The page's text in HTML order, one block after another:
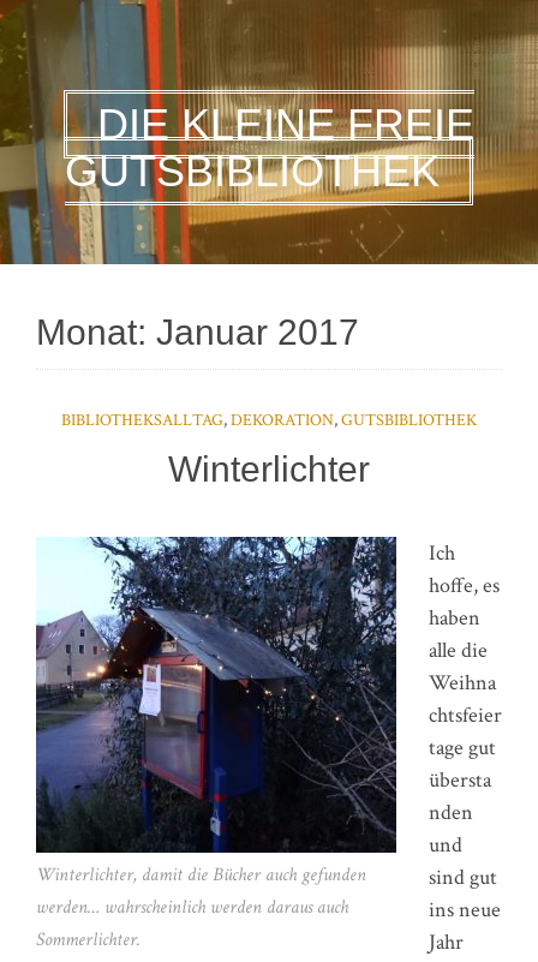
DIE KLEINE FREIE
GUTSBIBLIOTHEK
Monat: Januar 2017
BIBLIOTHEKSALLTAG,DEKORATION,GUTSBIBLIOTHEK
Winterlichter
Winterlichter, damit die Bücher auch gefunden
werden… wahrscheinlich werden daraus auch
Sommerlichter.
Ich
hoffe, es
haben
alle die
Weihna
chtsfeier
tage gut
übersta
nden
und
sind gut
ins neue
Jahr